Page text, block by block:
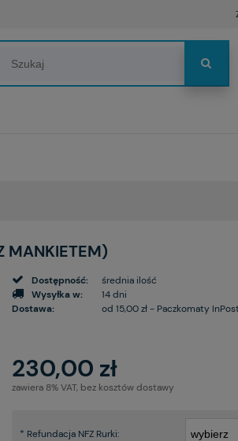
MANKIETEM)
Dostępność:
średnia ilość
Wysyłka w:
14 dni
Dostawa:
od 15,00 zł- Paczkomaty InPost
230,00 zł
zawiera 8% VAT, bez kosztów dostawy
* Refundacja NFZ Rurki: